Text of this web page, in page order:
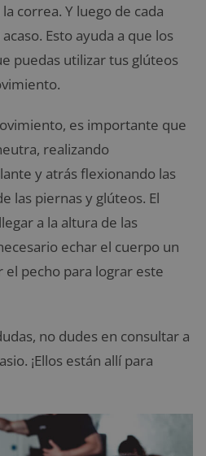
correa. Y luego de cada
Esto ayuda a que los
puedas utilizar tus glúteos
es importante que
realizando
y atrás flexionando las
las piernas y glúteos. El
a la altura de las
echar el cuerpo un
el pecho para lograr este
no dudes en consultar a
¡Ellos están allí para